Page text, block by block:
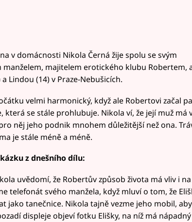
v domácnosti Nikola Černá žije spolu se svým
majitelem erotického klubu Robertem,
Lindou (14) v Praze-Nebušicích.
velmi harmonický, když ale Robertovi začal
která se stále prohlubuje. Nikola ví, že její muž má
něj jeho podnik mnohem důležitější než ona.
je stále méně a méně.
z dnešního dílu:
uvědomí, že Robertův způsob života má vliv i
telefonát svého manžela, když mluví o tom, že
jako tanečnice. Nikola tajně vezme jeho mobil,
displeje objeví fotku Elišky, na níž má